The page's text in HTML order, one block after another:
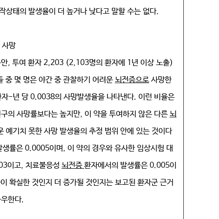
상태의 발생율이 더 높거나 낮다고 말할 수는 없다.
망
안, 투여 환자 2,203 (2,103명의 환자에 1년 이상 노출)
중 몇 명은 야간 중 관찰하기 어려운뇌전증으로 사망한
-년 당 0.0038의 사망발생율을 나타낸다. 이런 비율은
의 사망률보다는 높지만, 이 약을 투여하지 않은 다른뇌
예기치 못한 사망 발생율의 추정 범위 안에 있는 것이다
률은 0.0005이며, 이 약의 경우와 유사한 임상시험 대
이고, 치료불응성 뇌전증환자에서의 발생률은 0.005이
확실한 것인지 더 증가될 것인지는 보고된 환자군 근거
한다.